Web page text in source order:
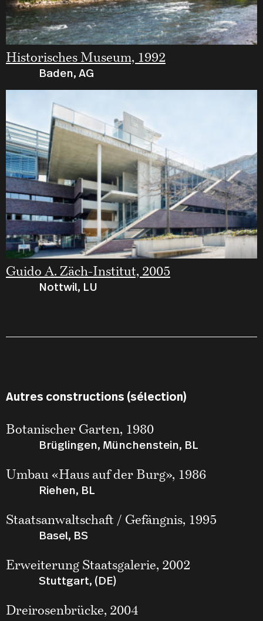
Historisches Museum, 1992
Baden, AG
Guido A. Zäch-Institut, 2005
Nottwil, LU
Autres constructions (sélection)
Botanischer Garten, 1980
Brüglingen, Münchenstein, BL
Umbau «Haus auf der Burg», 1986
Riehen, BL
Staatsanwaltschaft / Gefängnis, 1995
Basel, BS
Erweiterung Staatsgalerie, 2002
Stuttgart, (DE)
Dreirosenbrücke, 2004